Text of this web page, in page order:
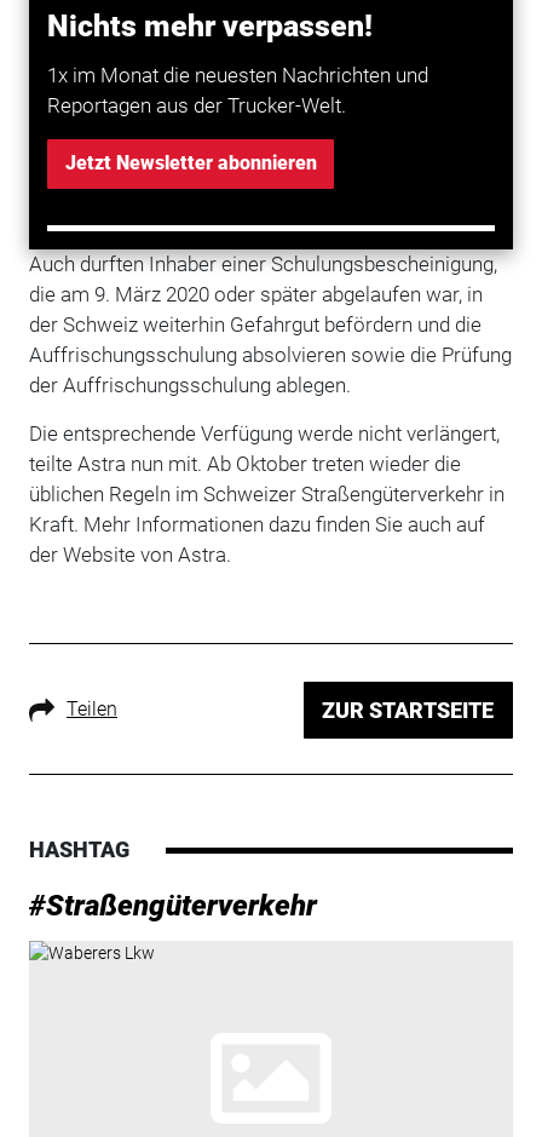
Nichts mehr verpassen!
1x im Monat die neuesten Nachrichten und
Reportagen aus der Trucker-Welt.
Jetzt Newsletter abonnieren
Jahres Ausnahmeregelungen erlassen.
So durften etwa Inhaber eines abgelaufenen
Fähigkeitsausweises trotzdem grenzüberschreitende
Bescheinigung für Beschäftigte im internationalen
Verkehrswesen mitführen und bei entsprechenden
Auch durften Inhaber einer Schulungsbescheinigung,
die am 9. März 2020 oder später abgelaufen war, in
der Schweiz weiterhin Gefahrgut befördern und die
Auffrischungsschulung absolvieren sowie die Prüfung
der Auffrischungsschulung ablegen.
Die entsprechende Verfügung werde nicht verlängert,
teilte Astra nun mit. Ab Oktober treten wieder die
üblichen Regeln im Schweizer Straßengüterverkehr in
Kraft. Mehr Informationen dazu finden Sie auch auf
der Website von Astra.
Teilen ZUR STARTSEITE
HASHTAG
#Straßengüterverkehr